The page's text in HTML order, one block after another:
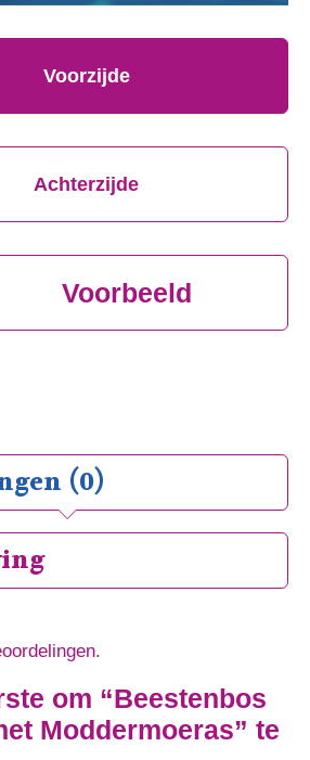
Voorzijde
Achterzijde
Voorbeeld
(0)
om “Beestenbos
Moddermoeras” te